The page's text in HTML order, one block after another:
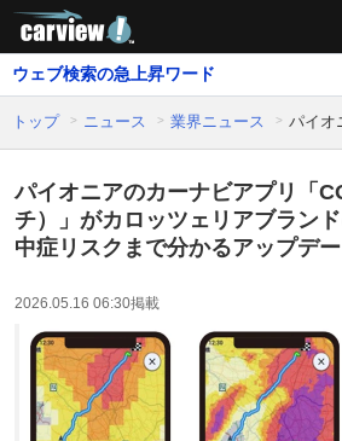
ウェブ検索の急上昇ワード
トップ ニュース 業界ニュース パイオ
パイオニアのカーナビアプリ「
チ）」がカロッツェリアブラン
中症リスクまで分かるアップデ
2026.05.16 06:30掲載